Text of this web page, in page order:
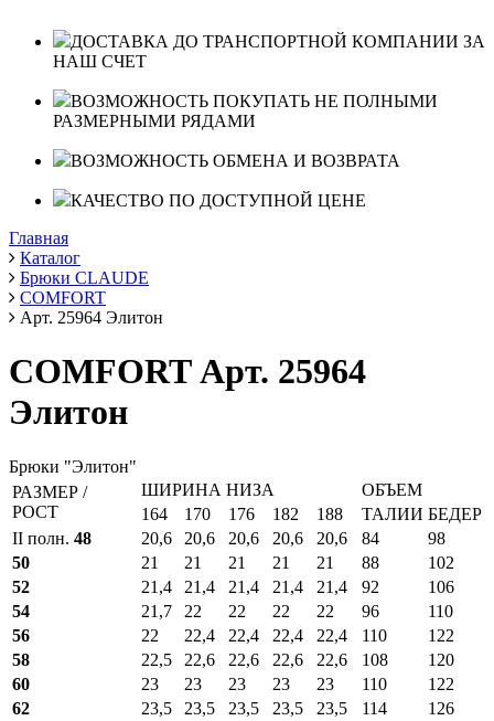
ДОСТАВКА ДО ТРАНСПОРТНОЙ КОМПАНИИ ЗА
НАШ СЧЕТ
ВОЗМОЖНОСТЬ ПОКУПАТЬ НЕ ПОЛНЫМИ
РАЗМЕРНЫМИ РЯДАМИ
ВОЗМОЖНОСТЬ ОБМЕНА И ВОЗВРАТА
КАЧЕСТВО ПО ДОСТУПНОЙ ЦЕНЕ
Главная
Каталог
Брюки CLAUDE
COMFORT
Арт. 25964 Элитон
COMFORT Арт. 25964
Элитон
Брюки "Элитон"
РАЗМЕР /
РОСТ
ШИРИНА НИЗА
ОБЪЕМ
164
170 176 182 188 ТАЛИИ БЕДЕР
II полн. 48 20,6 20,6 20,6 20,6 20,6 84
98
50
21 21 21 21 21 88
102
52
21,4 21,4 21,4 21,4 21,4 92
106
54
21,7 22 22 22 22 96
110
56
22 22,4 22,4 22,4 22,4 110
122
58
22,5 22,6 22,6 22,6 22,6 108
120
60
23 23 23 23 23 110
122
62
23,5 23,5 23,5 23,5 23,5 114
126